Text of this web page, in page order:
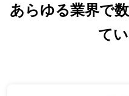
あらゆる業界で
てい